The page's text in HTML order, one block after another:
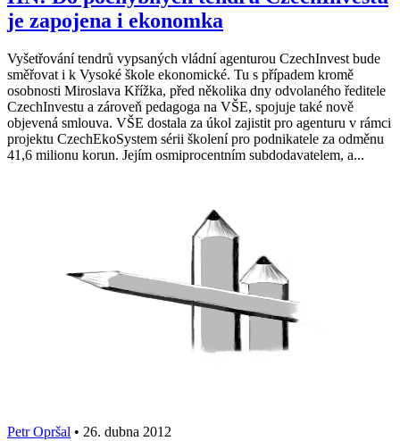
je zapojena i ekonomka
Vyšetřování tendrů vypsaných vládní agenturou CzechInvest bude
směřovat i k Vysoké škole ekonomické. Tu s případem kromě
osobnosti Miroslava Křížka, před několika dny odvolaného ředitele
CzechInvestu a zároveň pedagoga na VŠE, spojuje také nově
objevená smlouva. VŠE dostala za úkol zajistit pro agenturu v rámci
projektu CzechEkoSystem sérii školení pro podnikatele za odměnu
41,6 milionu korun. Jejím osmiprocentním subdodavatelem, a...
Petr Opršal • 26. dubna 2012